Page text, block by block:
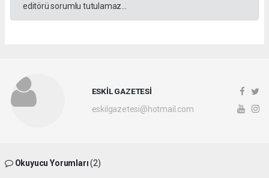
editörü sorumlu tutulamaz...
ESKİL GAZETESİ
eskilgazetesi@hotmail.com
Okuyucu Yorumları(2)